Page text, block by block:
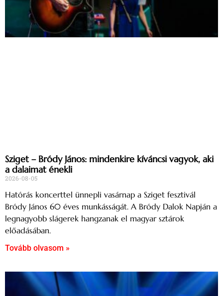
Sziget – Bródy János: mindenkire kíváncsi vagyok, aki
a dalaimat énekli
2026-08-05
Hatórás koncerttel ünnepli vasárnap a Sziget fesztivál
Bródy János 60 éves munkásságát. A Bródy Dalok Napján a
legnagyobb slágerek hangzanak el magyar sztárok
előadásában.
Tovább olvasom »